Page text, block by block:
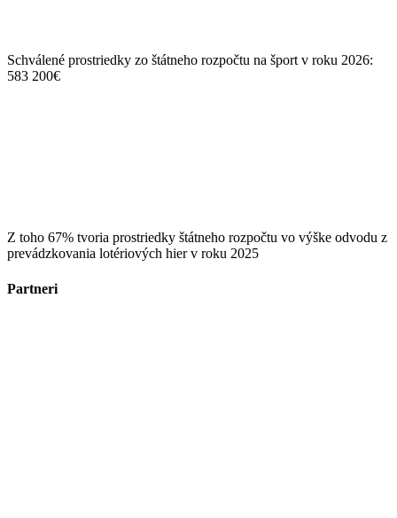
Schválené prostriedky zo štátneho rozpočtu na šport v roku 2026:
583 200€
Z toho 67% tvoria prostriedky štátneho rozpočtu vo výške odvodu z
prevádzkovania lotériových hier v roku 2025
Partneri